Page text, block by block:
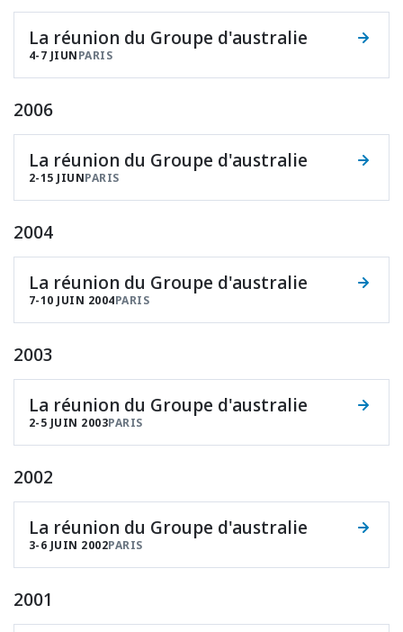
La réunion du Groupe d'australie
4-7 JIUNPARIS
2006
La réunion du Groupe d'australie
2-15 JIUNPARIS
2004
La réunion du Groupe d'australie
7-10 JUIN 2004PARIS
2003
La réunion du Groupe d'australie
2-5 JUIN 2003PARIS
2002
La réunion du Groupe d'australie
3-6 JUIN 2002PARIS
2001